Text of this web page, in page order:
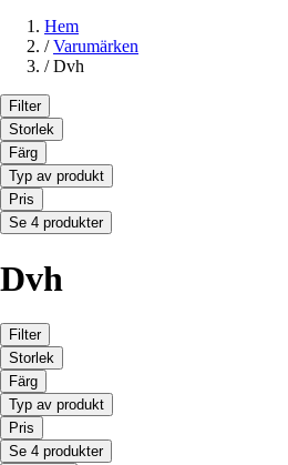
Hem
/ Varumärken
/ Dvh
Filter
Storlek
Färg
Typ av produkt
Pris
Se 4 produkter
Dvh
Filter
Storlek
Färg
Typ av produkt
Pris
Se 4 produkter